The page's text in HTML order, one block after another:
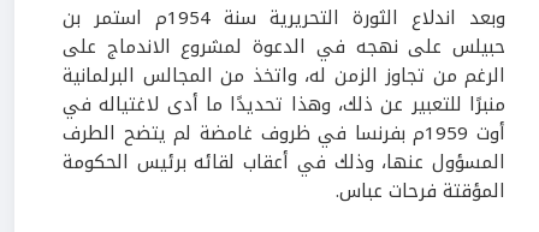
وبعد اندلاع الثورة التحريرية سنة 1954م استمر بن
حبيلس على نهجه في الدعوة لمشروع الاندماج على
الرغم من تجاوز الزمن له، واتخذ من المجالس البرلمانية
منبرًا للتعبير عن ذلك، وهذا تحديدًا ما أدى لاغتياله في
أوت 1959م بفرنسا في ظروف غامضة لم يتضح الطرف
المسؤول عنها، وذلك في أعقاب لقائه برئيس الحكومة
المؤقتة فرحات عباس.